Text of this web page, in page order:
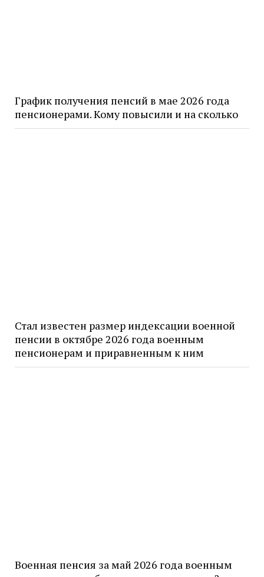
График получения пенсий в мае 2026 года
пенсионерами. Кому повысили и на сколько
Стал известен размер индексации военной
пенсии в октябре 2026 года военным
пенсионерам и приравненным к ним
Военная пенсия за май 2026 года военным